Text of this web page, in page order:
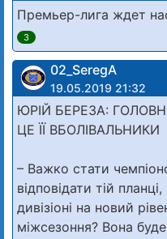
Премьер-лига ждет
3
02_SeregA
19.05.2019 21:32
ЮРІЙ БЕРЕЗА:
ЦЕ ЇЇ ВБОЛІВАЛЬНИКИ
– Важко стати
відповідати тій
дивізіоні на новий
міжсезоння? Вона